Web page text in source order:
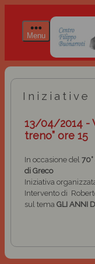
Menu
Iniziative
13/04/2014 -
treno” ore 15
In occasione del
di Greco
Iniziativa
Intervento di
sul tema GLI ANNI